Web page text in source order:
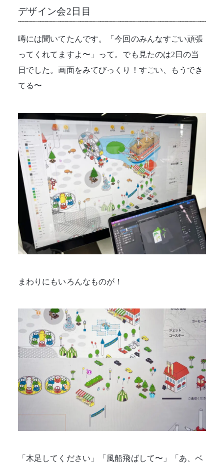
デザイン会2日目
噂には聞いてたんです。「今回のみんなすごい頑張
ってくれてますよ〜」って。でも見たのは2日の当
日でした。画面をみてびっくり！すごい、もうでき
てる〜
まわりにもいろんなものが！
「木足してください」「風船飛ばして〜」「あ、ベ